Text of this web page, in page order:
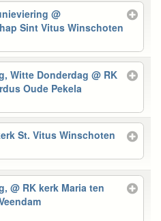
@
Sint Vitus Winschoten
Witte Donderdag@ RK
Oude Pekela
St. Vitus Winschoten
@ RK kerk Maria ten